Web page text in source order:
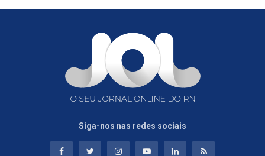
Siga-nos nas redes sociais